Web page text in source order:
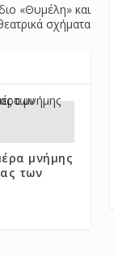
«Θυμέλη» και
σχήματα
μνήμης
των